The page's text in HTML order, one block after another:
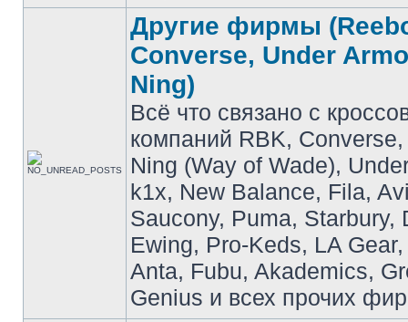
Другие фирмы
Converse, Under
Ning)
Всё что связано с
компаний RBK,
Ning (Way of Wade),
k1x, New Balance, Fila,
Saucony, Puma, Starbury,
Ewing, Pro-Keds, LA
Anta, Fubu, Akademics,
Genius и всех прочих